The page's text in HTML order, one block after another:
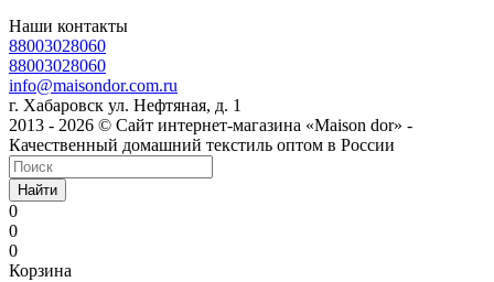
Наши контакты
88003028060
88003028060
info@maisondor.com.ru
г. Хабаровск ул. Нефтяная, д. 1
2013 - 2026 © Сайт интернет-магазина «Maison dor» -
Качественный домашний текстиль оптом в России
Найти
0
0
0
Корзина